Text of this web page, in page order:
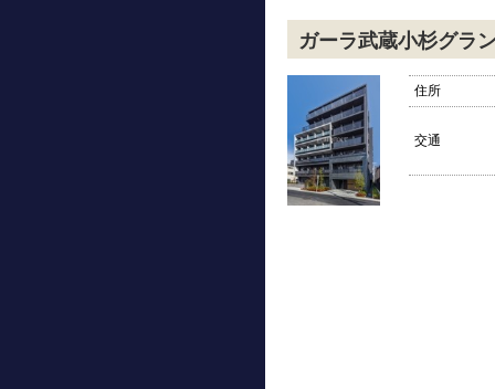
ガーラ武蔵小杉グラ
住所
交通